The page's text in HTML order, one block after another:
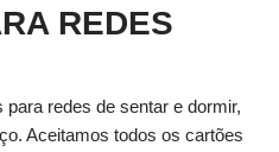
REDES
redes de sentar e dormir,
Aceitamos todos os cartões